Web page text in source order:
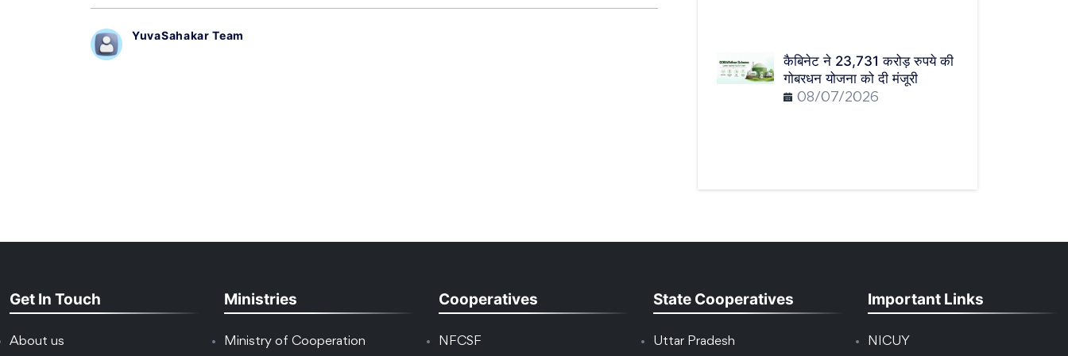
YuvaSahakar Team
कैबिनेट ने 23,731 करोड़ रुपये की
गोबरधन योजना को दी मंजूरी
08/07/2026
Get In Touch
About us
Ministries
Ministry of Cooperation
Cooperatives
NFCSF
State Cooperatives
Uttar Pradesh
Important Links
NICUY